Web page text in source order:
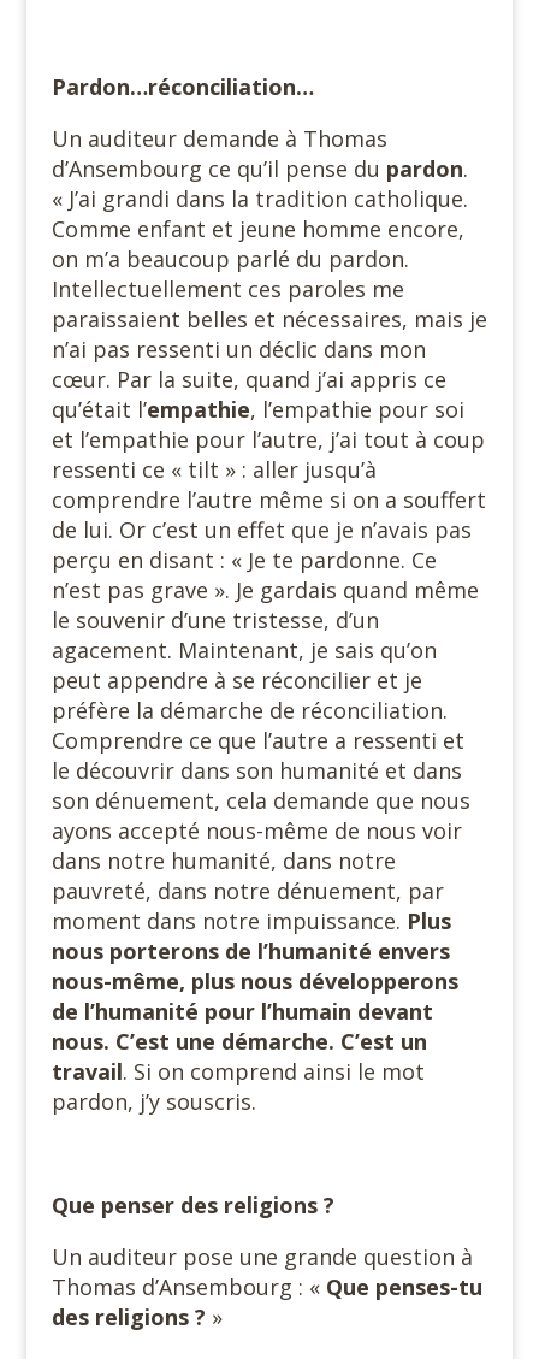
Pardon…réconciliation…
Un auditeur demande à Thomas
d’Ansembourg ce qu’il pense du pardon.
« J’ai grandi dans la tradition catholique.
Comme enfant et jeune homme encore,
on m’a beaucoup parlé du pardon.
Intellectuellement ces paroles me
paraissaient belles et nécessaires, mais je
n’ai pas ressenti un déclic dans mon
cœur. Par la suite, quand j’ai appris ce
qu’était l’empathie, l’empathie pour soi
et l’empathie pour l’autre, j’ai tout à coup
ressenti ce « tilt » : aller jusqu’à
comprendre l’autre même si on a souffert
de lui. Or c’est un effet que je n’avais pas
perçu en disant : « Je te pardonne. Ce
n’est pas grave ». Je gardais quand même
le souvenir d’une tristesse, d’un
agacement. Maintenant, je sais qu’on
peut appendre à se réconcilier et je
préfère la démarche de réconciliation.
Comprendre ce que l’autre a ressenti et
le découvrir dans son humanité et dans
son dénuement, cela demande que nous
ayons accepté nous-même de nous voir
dans notre humanité, dans notre
pauvreté, dans notre dénuement, par
moment dans notre impuissance. Plus
nous porterons de l’humanité envers
nous-même, plus nous développerons
de l’humanité pour l’humain devant
nous. C’est une démarche. C’est un
travail. Si on comprend ainsi le mot
pardon, j’y souscris.
Que penser des religions ?
Un auditeur pose une grande question à
Thomas d’Ansembourg : « Que penses-tu
des religions ? »